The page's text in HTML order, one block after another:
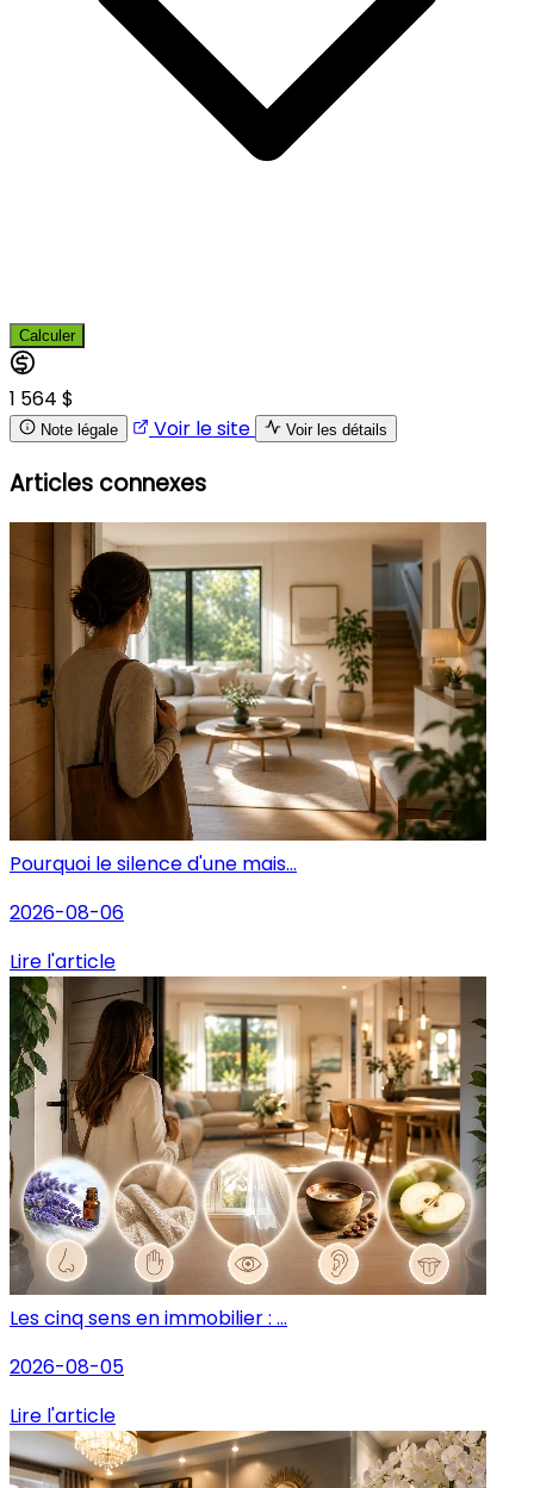
Calculer
1 564 $
Note légale Voir le site Voir les détails
Articles connexes
Pourquoi le silence d'une mais...
2026-08-06
Lire l'article
Les cinq sens en immobilier : ...
2026-08-05
Lire l'article